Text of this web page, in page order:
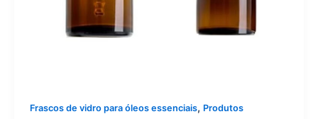
Frascos de vidro para óleos essenciais, Produtos